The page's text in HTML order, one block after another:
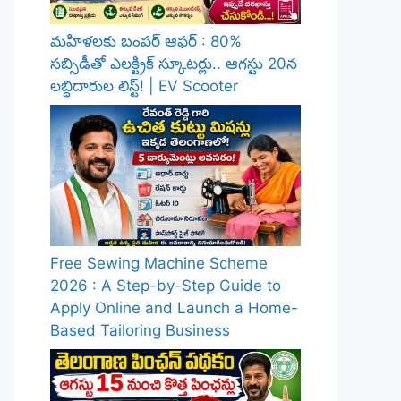
మహిళలకు బంపర్ ఆఫర్ : 80%
సబ్సిడీతో ఎలక్ట్రిక్ స్కూటర్లు.. ఆగస్టు 20న
లబ్ధిదారుల లిస్ట్! | EV Scooter
Free Sewing Machine Scheme
2026 : A Step-by-Step Guide to
Apply Online and Launch a Home-
Based Tailoring Business